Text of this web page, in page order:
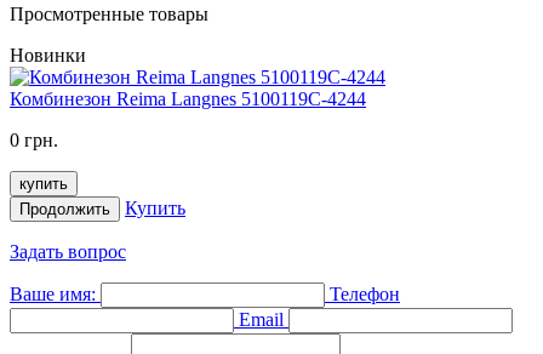
Просмотренные товары
Новинки
Комбинезон Reima Langnes 5100119C-4244
0 грн.
купить
Продолжить
Купить
Задать вопрос
Ваше имя:
Телефон
Email